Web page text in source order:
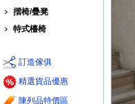
摺椅/疊凳
特式檯椅
訂造傢俱
精選貨品優惠
陳列品特價區